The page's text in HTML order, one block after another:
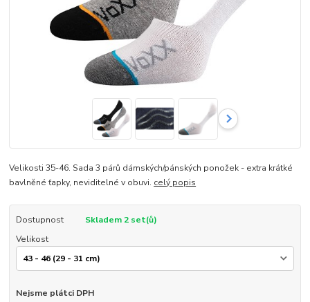
Velikosti 35-46. Sada 3 párů dámských/pánských ponožek - extra krátké
bavlněné ťapky, neviditelné v obuvi. celý popis
Dostupnost
Skladem 2 set(ů)
Velikost
Nejsme plátci DPH